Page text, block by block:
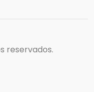
reservados.